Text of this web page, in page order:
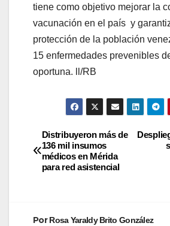
tiene como objetivo mejorar la
vacunación en el país y
protección de la población
15 enfermedades prevenibles
oportuna. ll/RB
Distribuyeron más de
136 mil insumos
médicos en Mérida
para red asistencial
PorRosa Yaraldy Brito González